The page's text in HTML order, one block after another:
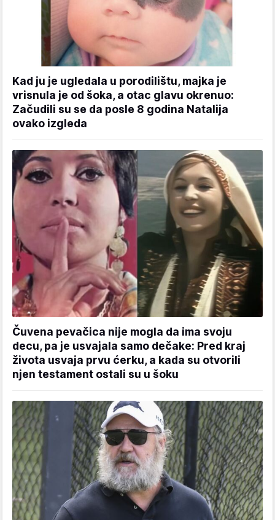
Kad ju je ugledala u porodilištu, majka je
vrisnula je od šoka, a otac glavu okrenuo:
Začudili su se da posle 8 godina Natalija
ovako izgleda
Čuvena pevačica nije mogla da ima svoju
decu, pa je usvajala samo dečake: Pred kraj
života usvaja prvu ćerku, a kada su otvorili
njen testament ostali su u šoku